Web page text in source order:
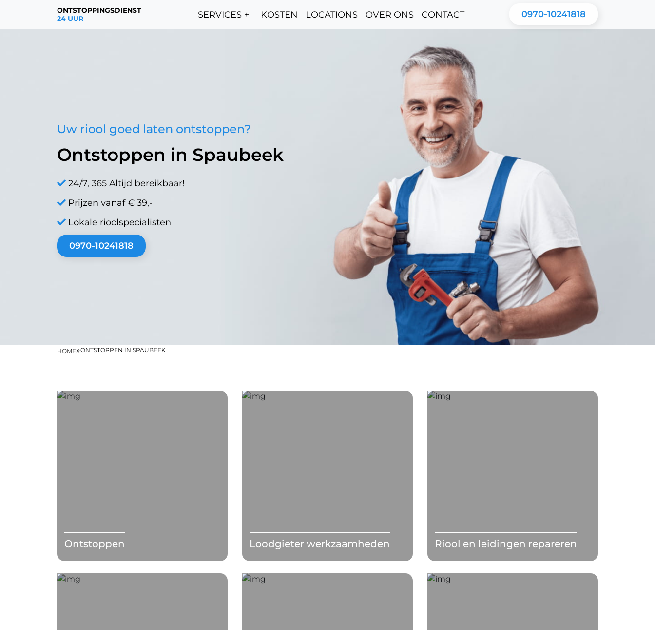
ONTSTOPPINGSDIENST
24 UUR
SERVICES + KOSTEN LOCATIONS OVER ONS CONTACT 0970-10241818
Uw riool goed laten ontstoppen?
Ontstoppen in Spaubeek
24/7, 365 Altijd bereikbaar!
Prijzen vanaf € 39,-
Lokale rioolspecialisten
0970-10241818
HOME»ONTSTOPPEN IN SPAUBEEK
Ontstoppen Loodgieter werkzaamheden Riool en leidingen repareren